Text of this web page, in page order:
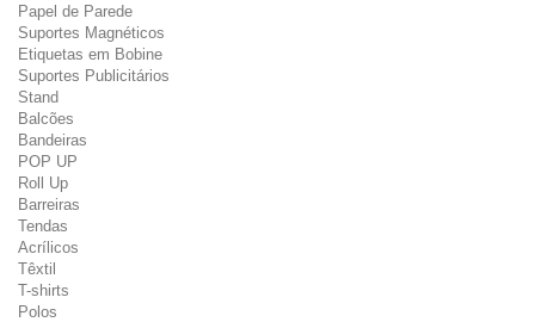
Papel de Parede
Suportes Magnéticos
Etiquetas em Bobine
Suportes Publicitários
Stand
Balcões
Bandeiras
POP UP
Roll Up
Barreiras
Tendas
Acrílicos
Têxtil
T-shirts
Polos